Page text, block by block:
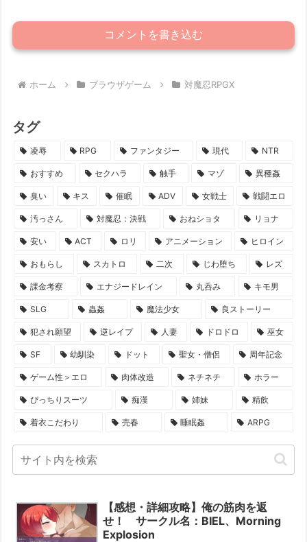
コメントを書き込む
ホーム ブラウザゲーム 対魔忍RPGX
タグ
凌辱 RPG ファンタジー 現代 NTR
おすすめ セクハラ 触手 マゾ 異種姦
臭い キス 催眠 ADV 女戦士 戦闘エロ
汚っさん 対魔忍：決戦 おねショタ リョナ
安い ACT ロリ アニメーション ヒロイン
おもらし スカトロ 二次 じわ堕ち レズ
課金考察 エナジードレイン 丸呑み キモ男
SLG 蟲姦 魔法少女 良ストーリー
犯され願望 逆レイプ 人妻 ドロドロ 巫女
SF 幼馴染 ドット 聖女・僧侶 周年記念
ゲーム性＞エロ 肉体改造 ネチネチ ホラー
ぴっちりスーツ 痴漢 姉妹 精飲
着衣こだわり 売春 睡眠姦 ARPG
【感想・詳細攻略】俺の筋肉を返
せ！ サークル名：BIEL、Morning
Explosion